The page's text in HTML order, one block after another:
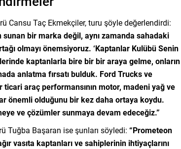
Cansu Taç Ekmekçiler, turu şöyle değerlendirdi:
bir marka değil, aynı zamanda sahadaki
olmayı önemsiyoruz. ‘Kaptanlar Kulübü Senin
kaptanlarla bire bir bir araya gelme, onların
anlatma fırsatı bulduk. Ford Trucks ve
araç performansının motor, madeni yağ ve
önemli olduğunu bir kez daha ortaya koydu.
ve çözümler sunmaya devam edeceğiz.”
Tuğba Başaran ise şunları söyledi: “Prometeon
vasıta kaptanları ve sahiplerinin ihtiyaçlarını